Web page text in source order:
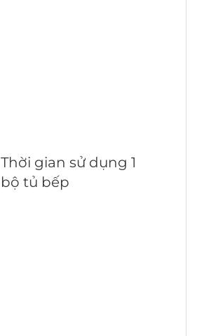
Thời gian sử dụng 1
bộ tủ bếp